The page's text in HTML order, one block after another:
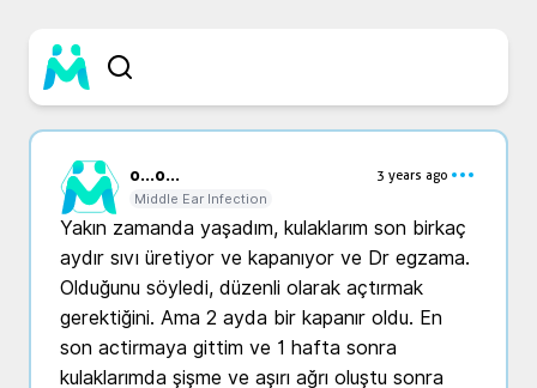
o...o...
3 years ago
Middle Ear Infection
Yakın zamanda yaşadım, kulaklarım son birkaç
aydır sıvı üretiyor ve kapanıyor ve Dr egzama.
Olduğunu söyledi, düzenli olarak açtırmak
gerektiğini. Ama 2 ayda bir kapanır oldu. En
son actirmaya gittim ve 1 hafta sonra
kulaklarımda şişme ve aşırı ağrı oluştu sonra